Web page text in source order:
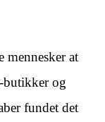
mennesker at
butikker og
fundet det